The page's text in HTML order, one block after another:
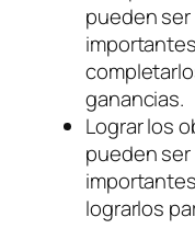
pueden
ganancias.
Lograr los
pueden
lograrlos